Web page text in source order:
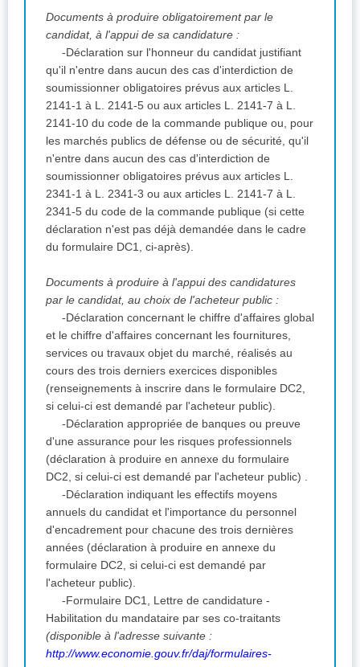
Documents à produire obligatoirement par le
candidat, à l'appui de sa candidature :
-Déclaration sur l'honneur du candidat justifiant
qu'il n'entre dans aucun des cas d'interdiction de
soumissionner obligatoires prévus aux articles L.
2141-1 à L. 2141-5 ou aux articles L. 2141-7 à L.
2141-10 du code de la commande publique ou, pour
les marchés publics de défense ou de sécurité, qu'il
n'entre dans aucun des cas d'interdiction de
soumissionner obligatoires prévus aux articles L.
2341-1 à L. 2341-3 ou aux articles L. 2141-7 à L.
2341-5 du code de la commande publique (si cette
déclaration n'est pas déjà demandée dans le cadre
du formulaire DC1, ci-après).
Documents à produire à l'appui des candidatures
par le candidat, au choix de l'acheteur public :
-Déclaration concernant le chiffre d'affaires global
et le chiffre d'affaires concernant les fournitures,
services ou travaux objet du marché, réalisés au
cours des trois derniers exercices disponibles
(renseignements à inscrire dans le formulaire DC2,
si celui-ci est demandé par l'acheteur public).
-Déclaration appropriée de banques ou preuve
d'une assurance pour les risques professionnels
(déclaration à produire en annexe du formulaire
DC2, si celui-ci est demandé par l'acheteur public) .
-Déclaration indiquant les effectifs moyens
annuels du candidat et l'importance du personnel
d'encadrement pour chacune des trois dernières
années (déclaration à produire en annexe du
formulaire DC2, si celui-ci est demandé par
l'acheteur public).
-Formulaire DC1, Lettre de candidature -
Habilitation du mandataire par ses co-traitants
(disponible à l'adresse suivante :
http://www.economie.gouv.fr/daj/formulaires-